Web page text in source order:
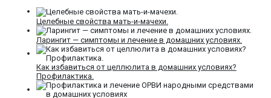
Целебные свойства мать-и-мачехи.
Ларингит — симптомы и лечение в домашних условиях.
Как избавиться от целлюлита в домашних условиях?
Профилактика.